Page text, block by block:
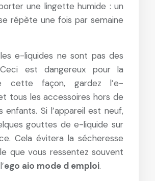
une lingette humide : un
répète une fois par semaine
e-liquides ne sont pas des
Ceci est dangereux pour la
cette façon, gardez l’e-
tous les accessoires hors de
enfants. Si l’appareil est neuf,
gouttes de e-liquide sur
Cela évitera la sécheresse
que vous ressentez souvent
ego aio mode d emploi.